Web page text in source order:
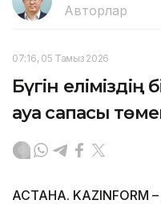
Авторлар
07:16, 05 Тамыз 2026
Бүгін
ауа сапасы
АСТАНА. KAZINFORM